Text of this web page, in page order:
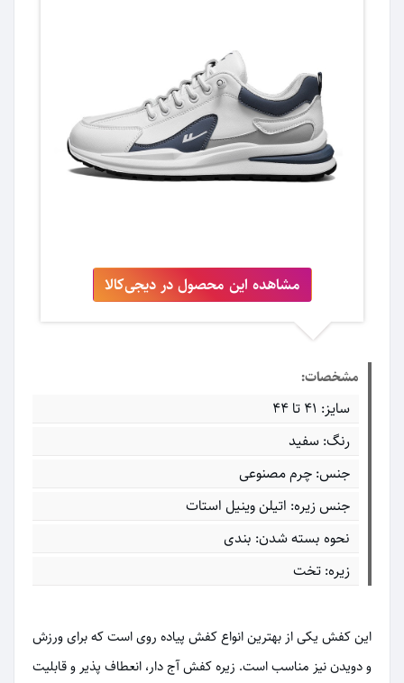
مشاهده این محصول در دیجی‌کالا
مشخصات:
سایز: 41 تا 44
رنگ: سفید
جنس: چرم مصنوعی
جنس زیره: اتیلن وینیل استات
نحوه بسته شدن: بندی
زیره: تخت
این کفش یکی از بهترین انواع کفش پیاده روی است که برای ورزش
و دویدن نیز مناسب است. زیره کفش آج دار، انعطاف پذیر و قابلیت